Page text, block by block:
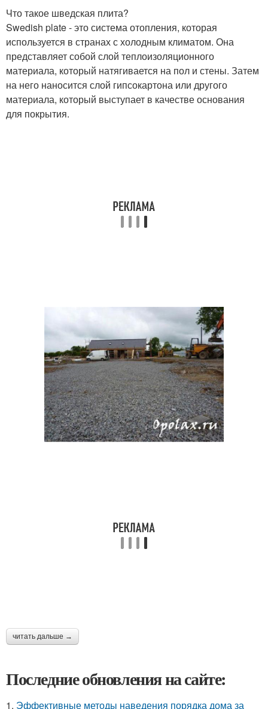
Что такое шведская плита?
Swedish plate - это система отопления, которая
используется в странах с холодным климатом. Она
представляет собой слой теплоизоляционного
материала, который натягивается на пол и стены. Затем
на него наносится слой гипсокартона или другого
материала, который выступает в качестве основания
для покрытия.
читать дальше →
Последние обновления на сайте:
1. Эффективные методы наведения порядка дома за